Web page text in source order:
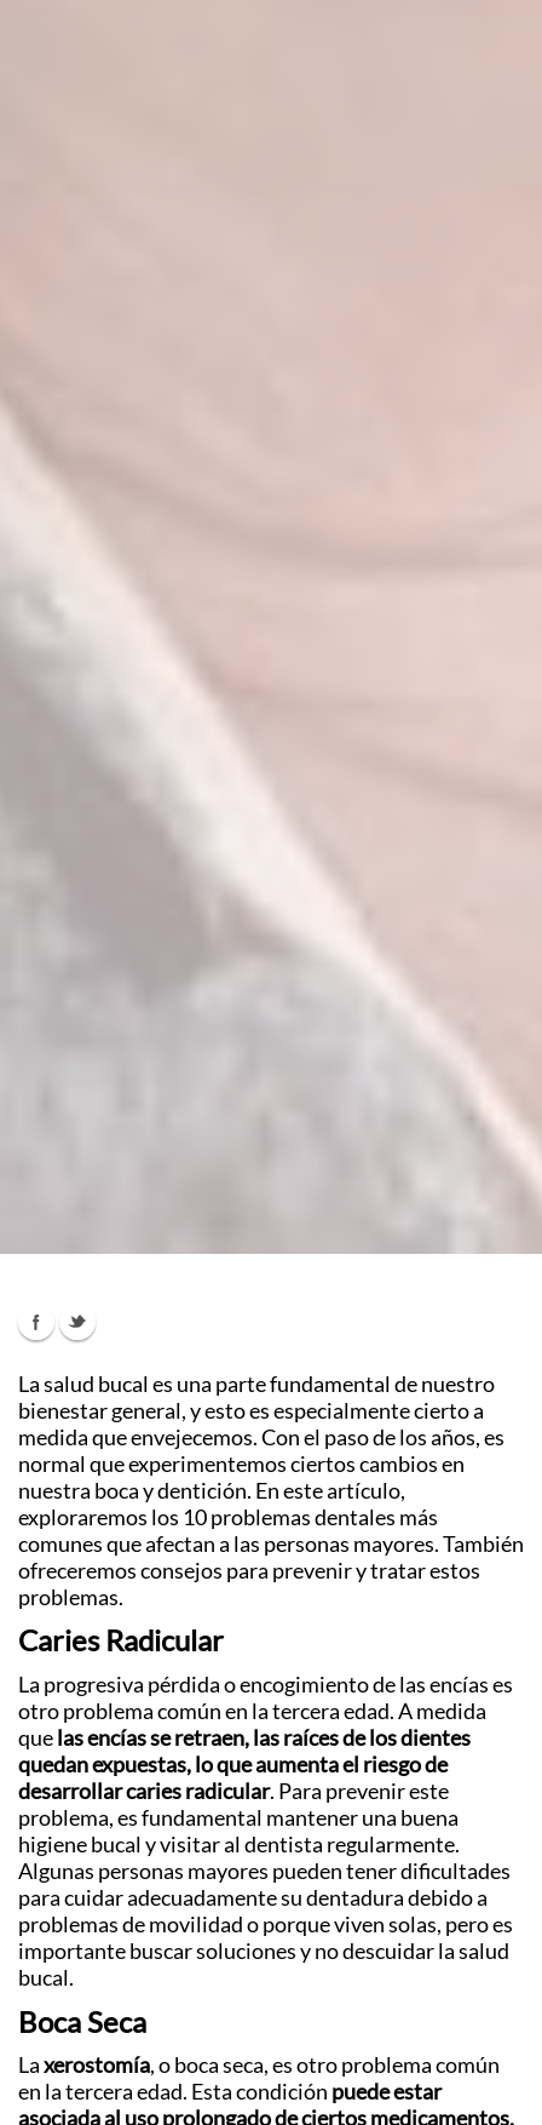
La salud bucal es una parte fundamental de nuestro
bienestar general, y esto es especialmente cierto a
medida que envejecemos. Con el paso de los años, es
normal que experimentemos ciertos cambios en
nuestra boca y dentición. En este artículo,
exploraremos los 10 problemas dentales más
comunes que afectan a las personas mayores. También
ofreceremos consejos para prevenir y tratar estos
problemas.
Caries Radicular
La progresiva pérdida o encogimiento de las encías es
otro problema común en la tercera edad. A medida
quelas encías se retraen, las raíces de los dientes
quedan expuestas, lo que aumenta el riesgo de
desarrollar caries radicular. Para prevenir este
problema, es fundamental mantener una buena
higiene bucal y visitar al dentista regularmente.
Algunas personas mayores pueden tener dificultades
para cuidar adecuadamente su dentadura debido a
problemas de movilidad o porque viven solas, pero es
importante buscar soluciones y no descuidar la salud
bucal.
Boca Seca
Laxerostomía, o boca seca, es otro problema común
en la tercera edad. Esta condición puede estar
asociada al uso prolongado de ciertos medicamentos,